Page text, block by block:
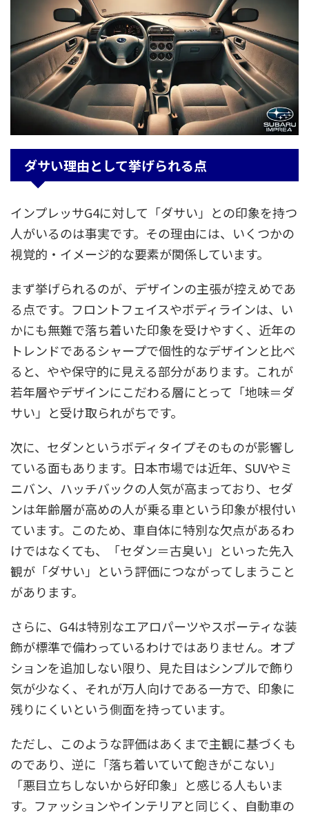
ダサい理由として挙げられる点
インプレッサG4に対して「ダサい」との印象を持つ
人がいるのは事実です。その理由には、いくつかの
視覚的・イメージ的な要素が関係しています。
まず挙げられるのが、デザインの主張が控えめであ
る点です。フロントフェイスやボディラインは、い
かにも無難で落ち着いた印象を受けやすく、近年の
トレンドであるシャープで個性的なデザインと比べ
ると、やや保守的に見える部分があります。これが
若年層やデザインにこだわる層にとって「地味＝ダ
サい」と受け取られがちです。
次に、セダンというボディタイプそのものが影響し
ている面もあります。日本市場では近年、SUVやミ
ニバン、ハッチバックの人気が高まっており、セダ
ンは年齢層が高めの人が乗る車という印象が根付い
ています。このため、車自体に特別な欠点があるわ
けではなくても、「セダン＝古臭い」といった先入
観が「ダサい」という評価につながってしまうこと
があります。
さらに、G4は特別なエアロパーツやスポーティな装
飾が標準で備わっているわけではありません。オプ
ションを追加しない限り、見た目はシンプルで飾り
気が少なく、それが万人向けである一方で、印象に
残りにくいという側面を持っています。
ただし、このような評価はあくまで主観に基づくも
のであり、逆に「落ち着いていて飽きがこない」
「悪目立ちしないから好印象」と感じる人もいま
す。ファッションやインテリアと同じく、自動車の